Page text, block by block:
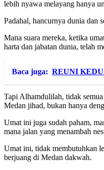
lebih nyawa melayang hanya
Padahal, hancurnya dunia dan
Mana suara mereka, ketika
harta dan jabatan dunia, telah
Baca juga: REUNI
Tapi Alhamdulilah, tidak
Medan jihad, bukan hanya
Umat ini juga sudah paham,
mana jalan yang menambah
Umat ini, tidak membutuhkan
berjuang di Medan dakwah.